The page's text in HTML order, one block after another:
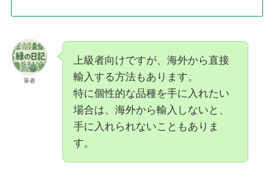
筆者
上級者向けですが、海外から直接
輸入する方法もあります。
特に個性的な品種を手に入れたい
場合は、海外から輸入しないと、
手に入れられないこともありま
す。